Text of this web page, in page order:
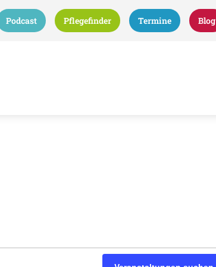
Podcast Pflegefinder Termine Blog